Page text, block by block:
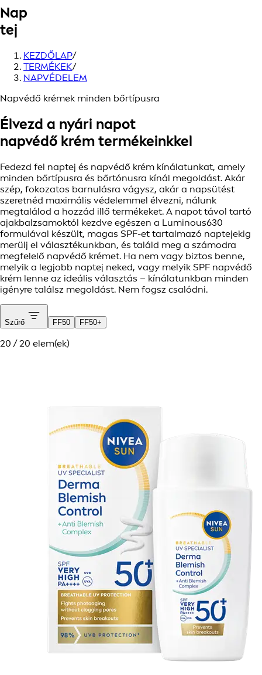
Nap
tej
KEZDŐLAP/
TERMÉKEK/
NAPVÉDELEM
Napvédő krémek minden bőrtípusra
Élvezd a nyári napot
napvédő krém termékeinkkel
Fedezd fel naptej és napvédő krém kínálatunkat, amely
minden bőrtípusra és bőrtónusra kínál megoldást. Akár
szép, fokozatos barnulásra vágysz, akár a napsütést
szeretnéd maximális védelemmel élvezni, nálunk
megtalálod a hozzád illő termékeket. A napot távol tartó
ajakbalzsamoktól kezdve egészen a Luminous630
formulával készült, magas SPF-et tartalmazó naptejekig
merülj el választékunkban, és találd meg a számodra
megfelelő napvédő krémet. Ha nem vagy biztos benne,
melyik a legjobb naptej neked, vagy melyik SPF napvédő
krém lenne az ideális választás – kínálatunkban minden
igényre találsz megoldást. Nem fogsz csalódni.
Szűrő FF50 FF50+
20 / 20 elem(ek)